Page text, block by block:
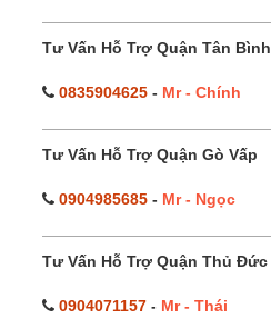
Tư Vấn Hỗ Trợ Quận Tân Bình
0835904625 - Mr - Chính
Tư Vấn Hỗ Trợ Quận Gò Vấp
0904985685 - Mr - Ngọc
Tư Vấn Hỗ Trợ Quận Thủ Đức
0904071157 - Mr - Thái